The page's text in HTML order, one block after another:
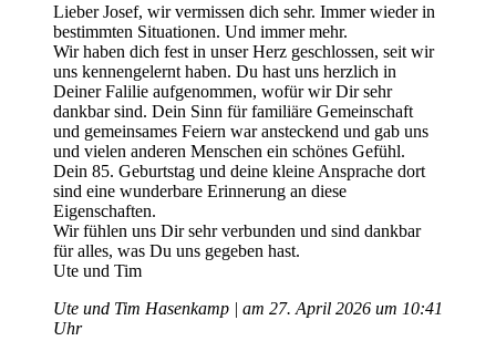
Lieber Josef, wir vermissen dich sehr. Immer wieder in
bestimmten Situationen. Und immer mehr.
Wir haben dich fest in unser Herz geschlossen, seit wir
uns kennengelernt haben. Du hast uns herzlich in
Deiner Falilie aufgenommen, wofür wir Dir sehr
dankbar sind. Dein Sinn für familiäre Gemeinschaft
und gemeinsames Feiern war ansteckend und gab uns
und vielen anderen Menschen ein schönes Gefühl.
Dein 85. Geburtstag und deine kleine Ansprache dort
sind eine wunderbare Erinnerung an diese
Eigenschaften.
Wir fühlen uns Dir sehr verbunden und sind dankbar
für alles, was Du uns gegeben hast.
Ute und Tim
Ute und Tim Hasenkamp | am 27. April 2026 um 10:41
Uhr